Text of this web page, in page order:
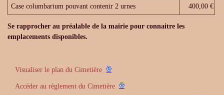
Case columbarium pouvant contenir 2 urnes 400,00 €
Se rapprocher au préalable de la mairie pour connaitre les
emplacements disponibles.
Visualiser le plan du Cimetière
Accéder au règlement du Cimetière